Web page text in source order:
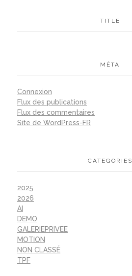
TITLE
MÉTA
Connexion
Flux des publications
Flux des commentaires
Site de WordPress-FR
CATEGORIES
2025
2026
AI
DEMO
GALERIEPRIVEE
MOTION
NON CLASSÉ
TPF